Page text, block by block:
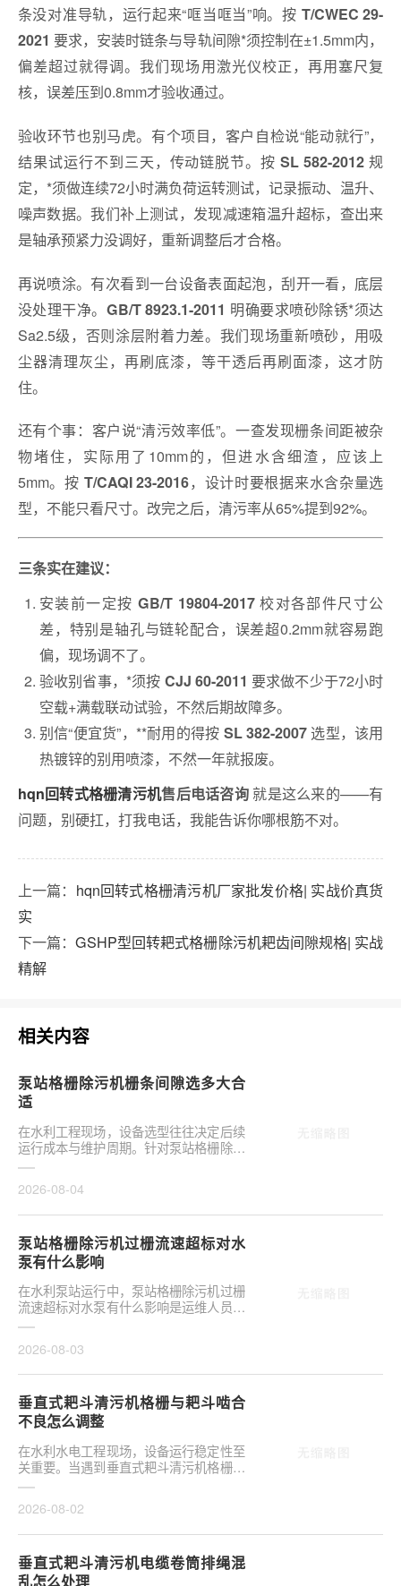
条没对准导轨，运行起来“哐当哐当”响。按 T/CWEC 29-
2021 要求，安装时链条与导轨间隙*须控制在±1.5mm内，
偏差超过就得调。我们现场用激光仪校正，再用塞尺复
核，误差压到0.8mm才验收通过。
验收环节也别马虎。有个项目，客户自检说“能动就行”，
结果试运行不到三天，传动链脱节。按SL 582-2012 规
定，*须做连续72小时满负荷运转测试，记录振动、温升、
噪声数据。我们补上测试，发现减速箱温升超标，查出来
是轴承预紧力没调好，重新调整后才合格。
再说喷涂。有次看到一台设备表面起泡，刮开一看，底层
没处理干净。 GB/T 8923.1-2011 明确要求喷砂除锈*须达
Sa2.5级，否则涂层附着力差。我们现场重新喷砂，用吸
尘器清理灰尘，再刷底漆，等干透后再刷面漆，这才防
住。
还有个事：客户说“清污效率低”。一查发现栅条间距被杂
物堵住，实际用了10mm的，但进水含细渣，应该上
5mm。按 T/CAQI 23-2016，设计时要根据来水含杂量选
型，不能只看尺寸。改完之后，清污率从65%提到92%。
三条实在建议：
安装前一定按GB/T 19804-2017校对各部件尺寸公
差，特别是轴孔与链轮配合，误差超0.2mm就容易跑
偏，现场调不了。
验收别省事，*须按 CJJ 60-2011 要求做不少于72小时
空载+满载联动试验，不然后期故障多。
别信“便宜货”，**耐用的得按 SL 382-2007 选型，该用
热镀锌的别用喷漆，不然一年就报废。
hqn回转式格栅清污机售后电话咨询就是这么来的——有
问题，别硬扛，打我电话，我能告诉你哪根筋不对。
上一篇： hqn回转式格栅清污机厂家批发价格| 实战价真货
实
下一篇： GSHP型回转耙式格栅除污机耙齿间隙规格| 实战
精解
相关内容
泵站格栅除污机栅条间隙选多大合
适
在水利工程现场，设备选型往往决定后续
运行成本与维护周期。针对泵站格栅除污
机栅条间隙选多大合适，需结合具体工况
2026-08-04
泵站格栅除污机过栅流速超标对水
泵有什么影响
在水利泵站运行中，泵站格栅除污机过栅
流速超标对水泵有什么影响是运维人员关
注的核心议题。当水流通过格栅的速度超
2026-08-03
垂直式耙斗清污机格栅与耙斗啮合
不良怎么调整
在水利水电工程现场，设备运行稳定性至
关重要。当遇到垂直式耙斗清污机格栅与
耙斗啮合不良怎么调整这类问题时，往往
2026-08-02
垂直式耙斗清污机电缆卷筒排绳混
乱怎么处理